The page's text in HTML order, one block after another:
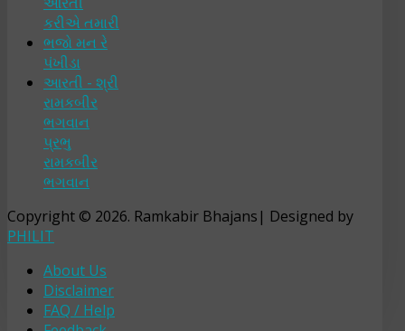
કરીએ તમારી
ભજો મન રે
પંખીડા
આરતી - શ્રી
રામકબીર
ભગવાન
પ્રભુ
રામકબીર
ભગવાન
Copyright © 2026. Ramkabir Bhajans| Designed by
PHILIT
About Us
Disclaimer
FAQ / Help